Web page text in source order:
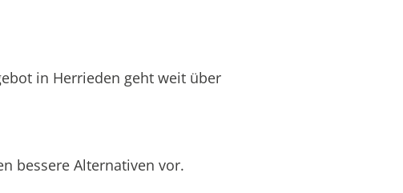
in Herrieden geht weit über
bessere Alternativen vor.